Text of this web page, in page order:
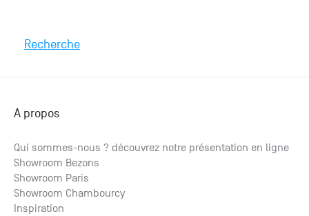
Recherche
A propos
Qui sommes-nous ? découvrez notre présentation en ligne
Showroom Bezons
Showroom Paris
Showroom Chambourcy
Inspiration